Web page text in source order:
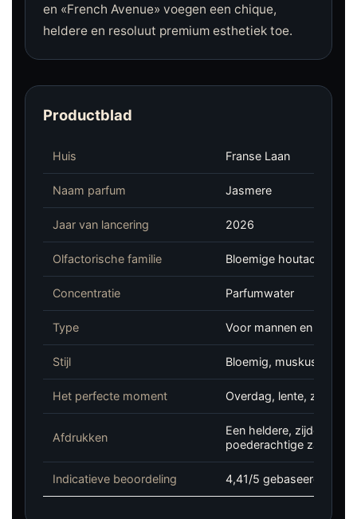
en «French Avenue» voegen een chique,
heldere en resoluut premium esthetiek toe.
Productblad
Huis Franse Laan
Naam parfum Jasmere
Jaar van lancering 2026
Olfactorische familie Bloemige houtachtige
Concentratie Parfumwater
Type Voor mannen en
Stijl Bloemig,
Het perfecte moment Overdag, lente, zomer,
Afdrukken
Een heldere,
poederachtige
Indicatieve beoordeling 4,41/5 gebaseerd op